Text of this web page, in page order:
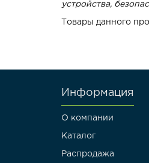
устройства,
Товары данного
Информация
О компании
Каталог
Распродажа